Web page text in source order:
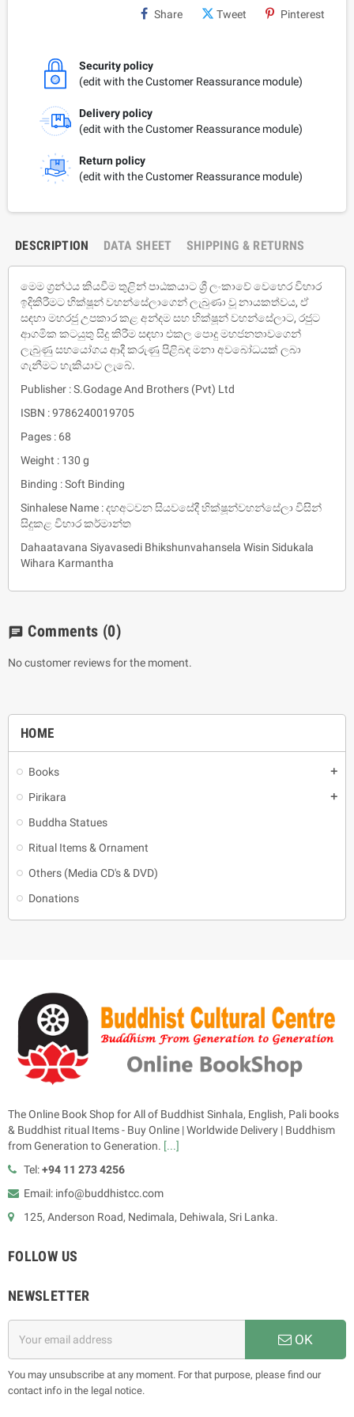
HOME
Books add
Pirikara add
Buddha Statues
Ritual Items & Ornament
Others (Media CD's & DVD)
Donations
Share Tweet Pinterest
Security policy
(edit with the Customer Reassurance module)
Delivery policy
(edit with the Customer Reassurance module)
Return policy
(edit with the Customer Reassurance module)
DESCRIPTION DATA SHEET SHIPPING & RETURNS
මෙම ග්‍රන්ථය කියවීම තුළින් පාඨකයාට ශ්‍රී ලංකාවේ වෙහෙර විහාර
ඉදිකිරීමට භික්ෂූන් වහන්සේලාගෙන් ලැබුණා වූ නායකත්වය, ඒ
සඳහා මහරජු උපකාර කළ අන්දම සහ භික්ෂූන් වහන්සේලාට, රජුට
ආගමික කටයුතු සිදු කිරීම සඳහා එකල පොදු මහජනතාවගෙන්
ලැබුණු සහයෝගය ආදී කරුණු පිළිබඳ මනා අවබෝධයක් ලබා
ගැනීමට හැකියාව ලැබේ.
Publisher : S.Godage And Brothers (Pvt) Ltd
ISBN : 9786240019705
Pages : 68
Weight : 130 g
Binding : Soft Binding
Sinhalese Name : දහඅටවන සියවසේදී භික්ෂූන්වහන්සේලා විසින්
සිදුකළ විහාර කර්මාන්ත
Dahaatavana Siyavasedi Bhikshunvahansela Wisin Sidukala
Wihara Karmantha
chat Comments (0)
No customer reviews for the moment.
The Online Book Shop for All of Buddhist Sinhala, English, Pali books
& Buddhist ritual Items - Buy Online | Worldwide Delivery | Buddhism
from Generation to Generation. [...]
Tel:+94 11 273 4256
Email: info@buddhistcc.com
125, Anderson Road, Nedimala, Dehiwala, Sri Lanka.
FOLLOW US
NEWSLETTER
OK
You may unsubscribe at any moment. For that purpose, please find our
contact info in the legal notice.